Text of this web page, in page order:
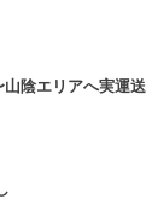
陰エリアへ実運送